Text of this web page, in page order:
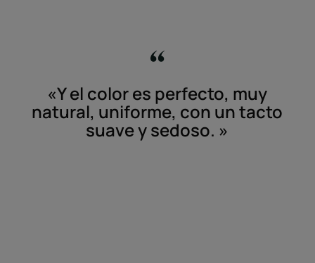
«Y el color es perfecto, muy
natural, uniforme, con un tacto
suave y sedoso. »